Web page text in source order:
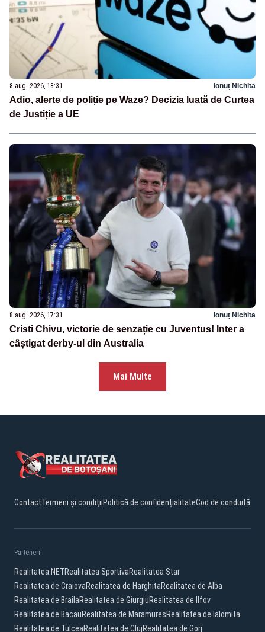
8 aug. 2026, 18:31 Ionuț Nichita
Adio, alerte de poliție pe Waze? Decizia luată de Curtea
de Justiție a UE
8 aug. 2026, 17:31 Ionuț Nichita
Cristi Chivu, victorie de senzație cu Juventus! Inter a
câștigat derby-ul din Australia
Mai Multe
ContactTermeni și condițiiPolitică de confidențialitateCod de conduită
Parteneri:
Realitatea.NETRealitatea SportivaRealitatea Star
Realitatea de CraiovaRealitatea de HarghitaRealitatea de Alba
Realitatea de BrailaRealitatea de GiurgiuRealitatea de Ilfov
Realitatea de BacauRealitatea de MaramuresRealitatea de Ialomita
Realitatea de TulceaRealitatea de ClujRealitatea de Gorj